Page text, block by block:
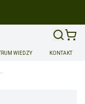
WIEDZY KONTAKT
3,5x3,5m